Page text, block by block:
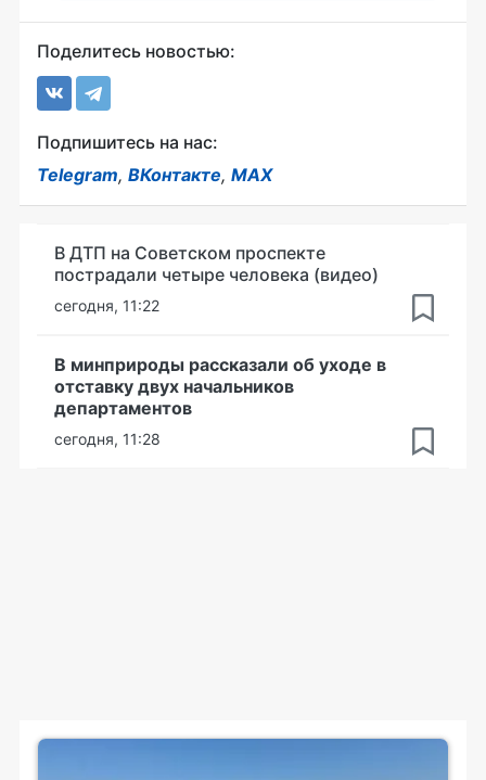
Поделитесь новостью:
Подпишитесь на нас:
Telegram, ВКонтакте, MAX
В ДТП на Советском проспекте
пострадали четыре человека (видео)
сегодня, 11:22
В минприроды рассказали об уходе в
отставку двух начальников
департаментов
сегодня, 11:28